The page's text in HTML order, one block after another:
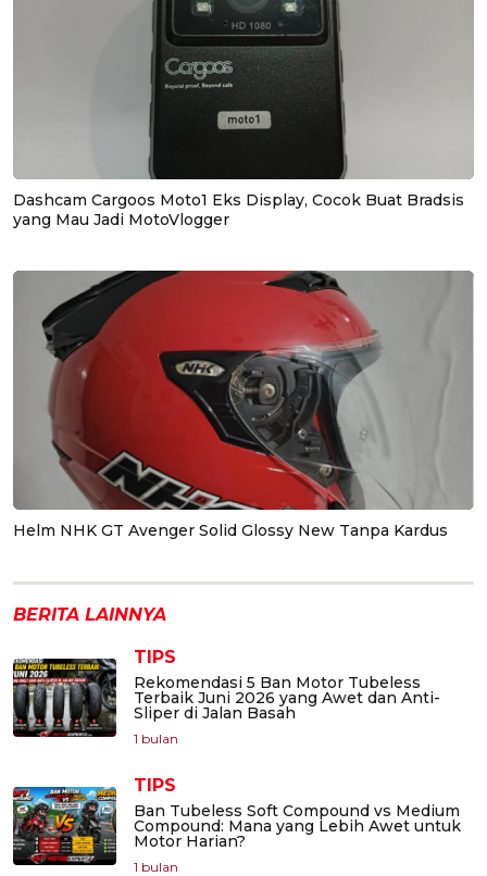
Dashcam Cargoos Moto1 Eks Display, Cocok Buat Bradsis
yang Mau Jadi MotoVlogger
Helm NHK GT Avenger Solid Glossy New Tanpa Kardus
BERITA LAINNYA
TIPS
Rekomendasi 5 Ban Motor Tubeless
Terbaik Juni 2026 yang Awet dan Anti-
Sliper di Jalan Basah
1 bulan
TIPS
Ban Tubeless Soft Compound vs Medium
Compound: Mana yang Lebih Awet untuk
Motor Harian?
1 bulan